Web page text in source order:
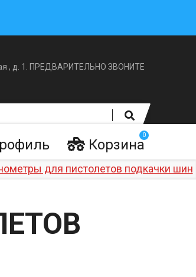
, д. 1. ПРЕДВАРИТЕЛЬНО ЗВОНИТЕ
Корзина
0
для пистолетов подкачки шин